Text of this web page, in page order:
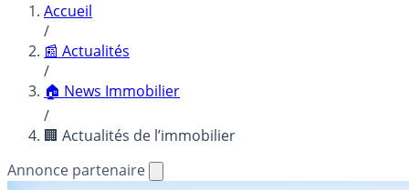
Accueil
/
📰 Actualités
/
🏠 News Immobilier
/
🏢 Actualités de l’immobilier
Annonce partenaire